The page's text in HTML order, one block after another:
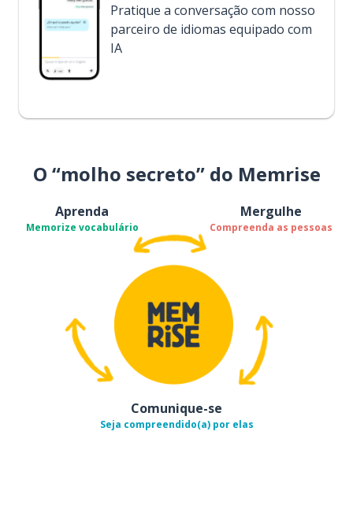
Pratique a conversação com nosso
parceiro de idiomas equipado com
IA
O “molho secreto” do Memrise
Aprenda
Memorize vocabulário
Mergulhe
Compreenda as pessoas
Comunique-se
Seja compreendido(a) por elas